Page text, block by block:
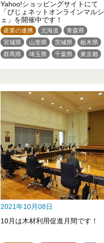
Yahoo!ショッピングサイトにて
「びじょネットオンラインマルシ
ェ」を開催中です！
産業の連携 北海道
青森県
宮城県
山形県 茨城県
栃木県
群馬県
埼玉県 千葉県
東京都
徳島県 高知県 沖縄県
2021年10月08日
10月は木材利用促進月間です！